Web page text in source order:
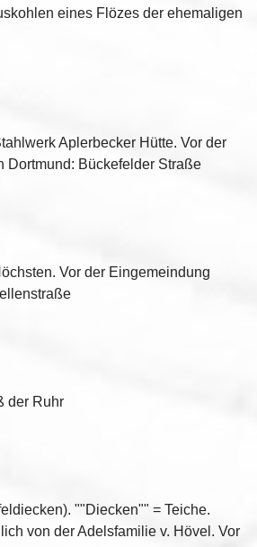
eines Flözes der ehemaligen
Aplerbecker Hütte. Vor der
Dortmund: Bückefelder Straße
Vor der Eingemeindung
der Ruhr
""Diecken"" = Teiche.
von der Adelsfamilie v. Hövel. Vor